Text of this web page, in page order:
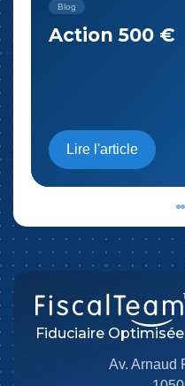
Blog
Action 500 €
Lire l'article
Fiduciaire
Av. Arnaud